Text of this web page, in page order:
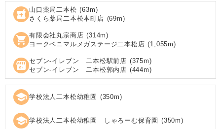
local_pharmacy 山口薬局二本松 (63m)
さくら薬局二本松本町店 (69m)
shopping_cart 有限会社丸宗商店 (314m)
ヨークベニマルメガステージ二本松店 (1,055m)
local_convenience_store セブン‐イレブン 二本松駅前店 (375m)
セブン‐イレブン 二本松郭内店 (444m)
school 学校法人二本松幼稚園 (350m)
school 学校法人二本松幼稚園 しゃろーむ保育園 (350m)